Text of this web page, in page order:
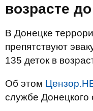
возрасте
В Донецке
препятствуют
135 деток в
Об этом
службе Донецкого